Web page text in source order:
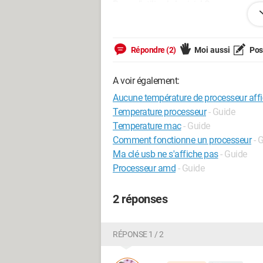
Ram. J'utilise le logiciel Speccy pour
dans le bios il n'y a aucune
voudrais faire un petit OC dessus
températures.
Merci d'avance, bon dimanche !
Rapport speccy :http://
Répondre (2) Moi aussi
A voir également:
Aucune température de processeur
Temperature processeur - Guide
Temperature mac- Guide
Comment fonctionne un processeur -
Ma clé usb ne s'affiche pas- Guide
Processeur amd - Guide
2 réponses
RÉPONSE 1 / 2